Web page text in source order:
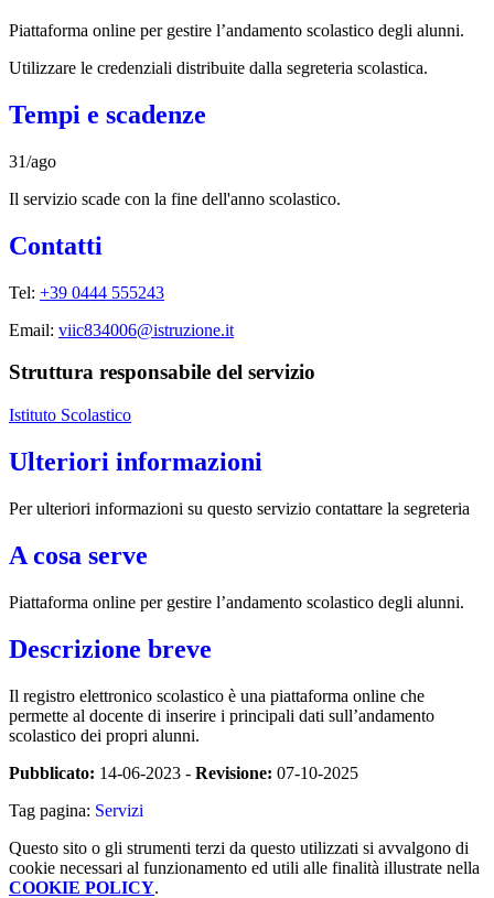
Piattaforma online per gestire l’andamento scolastico degli alunni.
Utilizzare le credenziali distribuite dalla segreteria scolastica.
Tempi e scadenze
31/ago
Il servizio scade con la fine dell'anno scolastico.
Contatti
Tel: +39 0444 555243
Email: viic834006@istruzione.it
Struttura responsabile del servizio
Istituto Scolastico
Ulteriori informazioni
Per ulteriori informazioni su questo servizio contattare la segreteria
A cosa serve
Piattaforma online per gestire l’andamento scolastico degli alunni.
Descrizione breve
Il registro elettronico scolastico è una piattaforma online che
permette al docente di inserire i principali dati sull’andamento
scolastico dei propri alunni.
Pubblicato: 14-06-2023 - Revisione: 07-10-2025
Tag pagina: Servizi
Questo sito o gli strumenti terzi da questo utilizzati si avvalgono di
cookie necessari al funzionamento ed utili alle finalità illustrate nella
COOKIE POLICY.